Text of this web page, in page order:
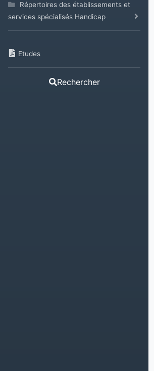
Répertoires des établissements et
services spécialisés Handicap
Etudes
Rechercher